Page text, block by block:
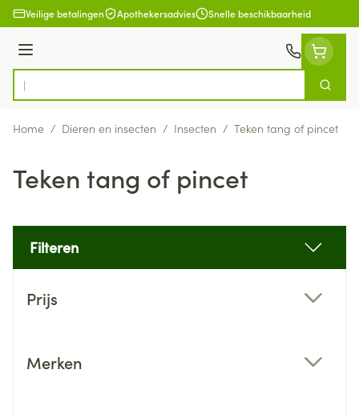
Ga naar de inhoud
Veilige betalingen Apothekersadvies Snelle beschikbaarheid
Menu
Product, merk, categorie...
Zoek
Home / Dieren en insecten / Insecten / Teken tang of pincet
Teken tang of pincet
Filteren
Prijs
Merken